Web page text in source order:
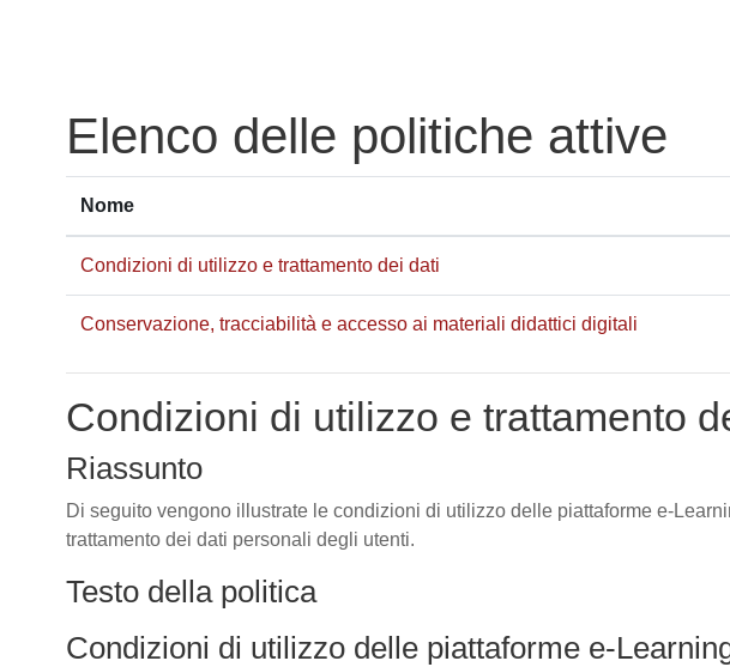
Elenco delle politiche attive
Nome
Condizioni di utilizzo e trattamento dei dati
Conservazione, tracciabilità e accesso ai materiali didattici digitali
Condizioni di utilizzo e trattamento
Riassunto
Di seguito vengono illustrate le condizioni di utilizzo delle piattaforme e-
trattamento dei dati personali degli utenti.
Testo della politica
Condizioni di utilizzo delle piattaforme e-